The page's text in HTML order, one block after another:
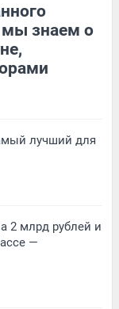
мы знаем о
лучший для
2 млрд рублей и
—